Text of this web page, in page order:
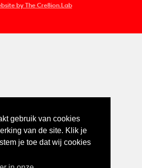
gebruik van cookies
van de site. Klik je
je toe dat wij cookies
by The Cre8ion.Lab